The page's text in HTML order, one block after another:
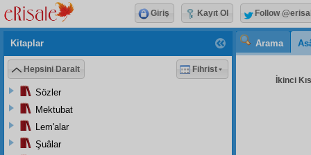
Arama
İkinci
Kitaplar
Hepsini Daralt Fihrist
Sözler
Mektubat
Lem'alar
Şuâlar
Giriş Kayıt Ol Follow